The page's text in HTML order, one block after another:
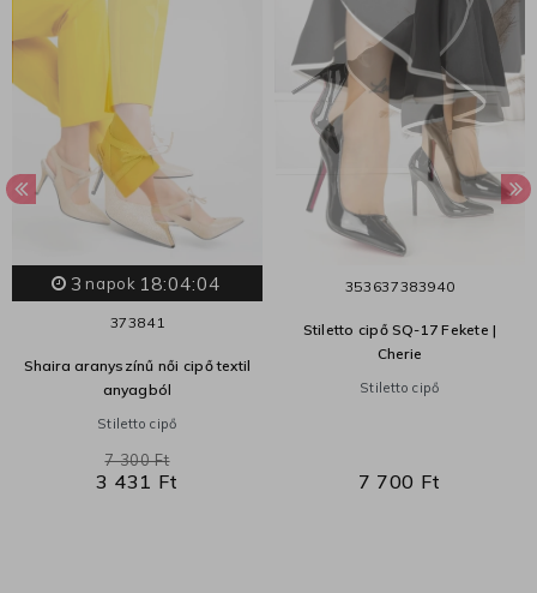
3 napok 18:04:03
373841
Shaira aranyszínű női cipő textil
anyagból
Stiletto cipő
3 431 Ft
7 300 Ft
353637383940
Stiletto cipő SQ-17 Fekete |
Cherie
Stiletto cipő
7 700 Ft